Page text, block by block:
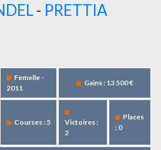
- PRETTIA
Femelle -
2011
Gains : 13 500 €
Courses : 5
Victoires :
2
Places
: 0